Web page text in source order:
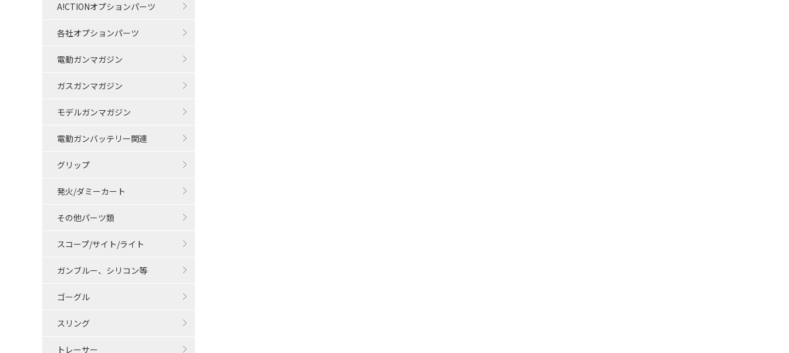
A!CTIONオプションパーツ
各社オプションパーツ
電動ガンマガジン
ガスガンマガジン
モデルガンマガジン
電動ガンバッテリー関連
グリップ
発火/ダミーカート
その他パーツ類
スコープ/サイト/ライト
ガンブルー、シリコン等
ゴーグル
スリング
トレーサー